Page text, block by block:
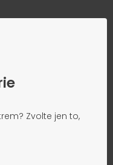
Zvolte jen to,